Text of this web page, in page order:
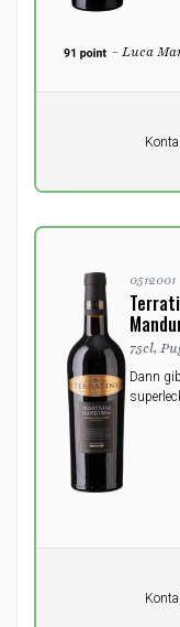
- Luca
0512001
75cl,
Dann